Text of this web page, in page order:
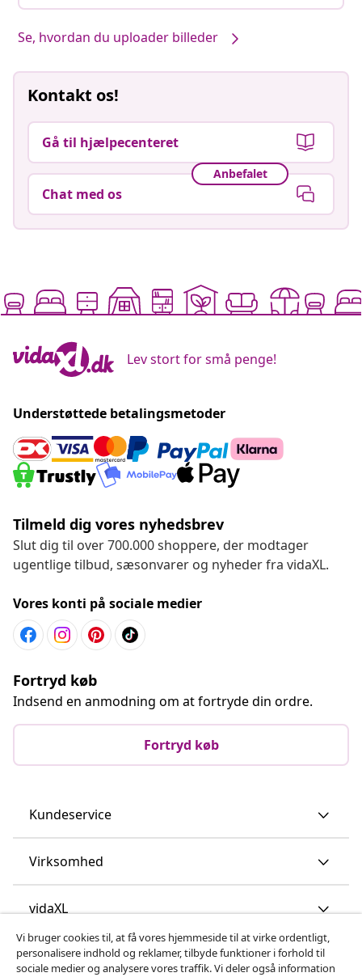
Se, hvordan du uploader billeder
Kontakt os!
Gå til hjælpecenteret
Anbefalet
Chat med os
Lev stort for små penge!
Understøttede betalingsmetoder
Tilmeld dig vores nyhedsbrev
Slut dig til over 700.000 shoppere, der modtager
ugentlige tilbud, sæsonvarer og nyheder fra vidaXL.
Vores konti på sociale medier
Fortryd køb
Indsend en anmodning om at fortryde din ordre.
Fortryd køb
Kundeservice
Virksomhed
vidaXL
Opdag mere
Vi bruger cookies til, at få vores hjemmeside til at virke ordentligt,
personalisere indhold og reklamer, tilbyde funktioner i forhold til
sociale medier og analysere vores traffik. Vi deler også information